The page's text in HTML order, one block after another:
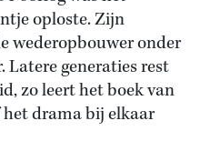
oploste. Zijn
wederopbouwer onder
generaties rest
zo leert het boek van
het drama bij elkaar